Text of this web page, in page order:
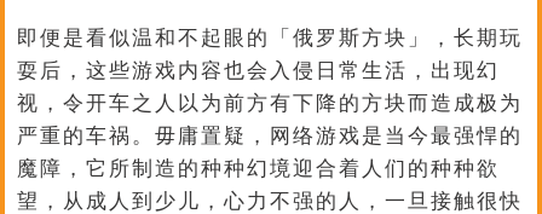
即便是看似温和不起眼的「俄罗斯方块」，长期玩
耍后，这些游戏内容也会入侵日常生活，出现幻
视，令开车之人以为前方有下降的方块而造成极为
严重的车祸。毋庸置疑，网络游戏是当今最强悍的
魔障，它所制造的种种幻境迎合着人们的种种欲
望，从成人到少儿，心力不强的人，一旦接触很快